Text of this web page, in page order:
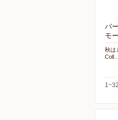
バ
モ
秋は
Coll…